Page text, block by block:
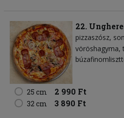
22.
pizzaszósz
vöröshagyma
25 cm 2 990 Ft
32 cm 3 890 Ft